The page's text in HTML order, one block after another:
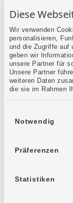
Diese
Wir verwenden
personalisieren,
und die Zugriffe auf
geben wir
unsere Partner für
Unsere Partner
weiteren Daten
die sie im Rahmen
Notwendig
Präferenzen
Statistiken
Mehr